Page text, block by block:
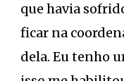
que havia
ficar na
dela. Eu tenho